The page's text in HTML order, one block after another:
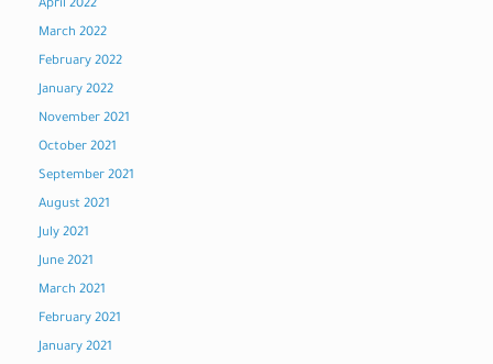
April 2022
March 2022
February 2022
January 2022
November 2021
October 2021
September 2021
August 2021
July 2021
June 2021
March 2021
February 2021
January 2021